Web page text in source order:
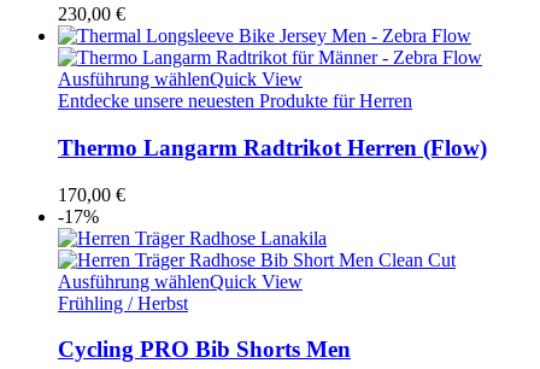
230,00 €
Ausführung wählenQuick View
Entdecke unsere neuesten Produkte für Herren
Thermo Langarm Radtrikot Herren (Flow)
170,00 €
-17%
Ausführung wählenQuick View
Frühling / Herbst
Cycling PRO Bib Shorts Men